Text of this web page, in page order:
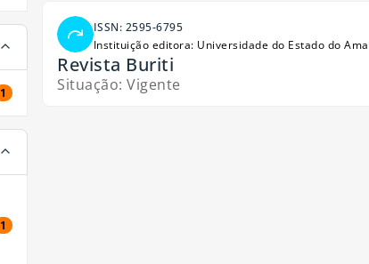
ISSN: 2595-6795
Instituição editora: Universidade do Estado do
Revista Buriti
Situação: Vigente
1 resultados
1
1 resultados
1